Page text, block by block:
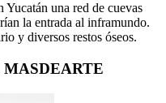
una red de cuevas
la entrada al inframundo.
y diversos restos óseos.
MASDEARTE